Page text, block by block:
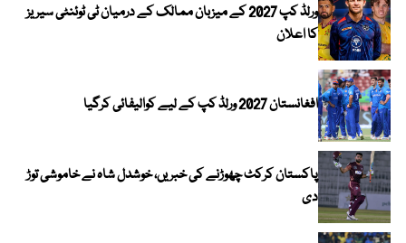
ورلڈ کپ 2027 کے میزبان ممالک کے درمیان ٹی ٹوئنٹی سیریز
کا اعلان
افغانستان 2027 ورلڈ کپ کے لیے کوالیفائی کرگیا
پاکستان کرکٹ چھوڑنے کی خبریں، خوشدل شاہ نے خاموشی توڑ
دی